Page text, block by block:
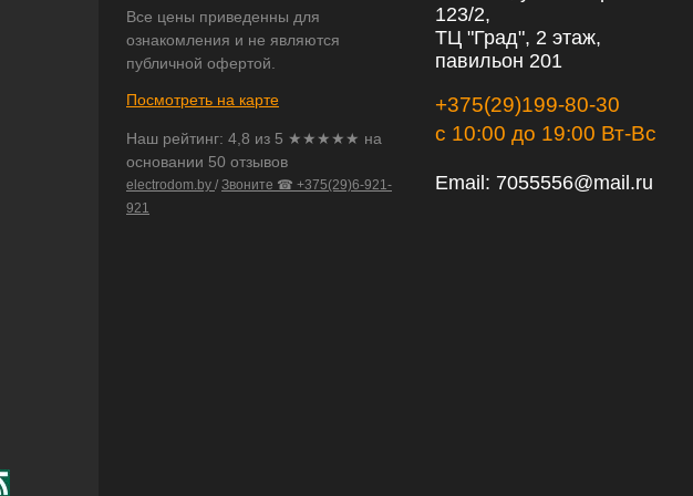
Все цены приведенны для
ознакомления и не являются
публичной офертой.
Посмотреть на карте
Наш рейтинг: 4,8 из 5 ★★★★★ на
основании 50 отзывов
electrodom.by / Звоните ☎ +375(29)6-921-
921
123/2,
ТЦ "Град", 2 этаж,
павильон 201
+375(29)199-80-30
с 10:00 до 19:00 Вт-Вс
Email: 7055556@mail.ru